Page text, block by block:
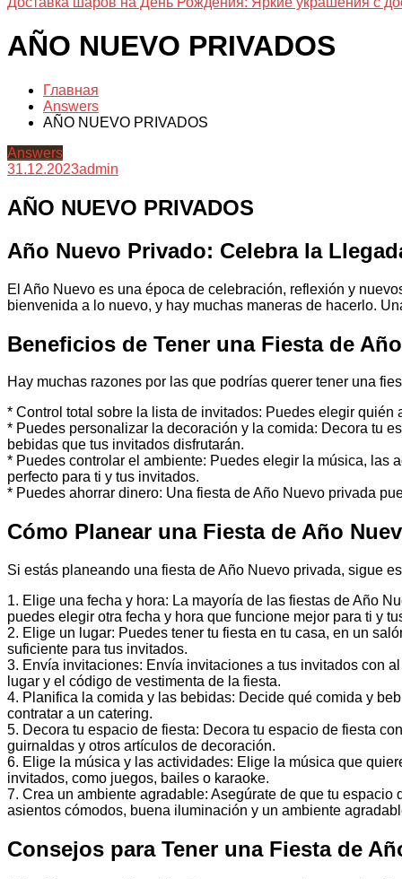
AÑO NUEVO PRIVADOS
Главная
Answers
AÑO NUEVO PRIVADOS
Answers
31.12.2023admin
AÑO NUEVO PRIVADOS
Año Nuevo Privado: Celebra la
El Año Nuevo es una época de celebración, reflexión y
bienvenida a lo nuevo, y hay muchas maneras de hacerlo.
Beneficios de Tener una Fiesta de
Hay muchas razones por las que podrías querer tener una
* Control total sobre la lista de invitados: Puedes elegir
* Puedes personalizar la decoración y la comida: Decora tu
bebidas que tus invitados disfrutarán.
* Puedes controlar el ambiente: Puedes elegir la música, las
perfecto para ti y tus invitados.
* Puedes ahorrar dinero: Una fiesta de Año Nuevo privada
Cómo Planear una Fiesta de Año
Si estás planeando una fiesta de Año Nuevo privada, sigue
1. Elige una fecha y hora: La mayoría de las fiestas de Año
puedes elegir otra fecha y hora que funcione mejor para ti y
2. Elige un lugar: Puedes tener tu fiesta en tu casa, en un
suficiente para tus invitados.
3. Envía invitaciones: Envía invitaciones a tus invitados con
lugar y el código de vestimenta de la fiesta.
4. Planifica la comida y las bebidas: Decide qué comida y
contratar a un catering.
5. Decora tu espacio de fiesta: Decora tu espacio de fiesta
guirnaldas y otros artículos de decoración.
6. Elige la música y las actividades: Elige la música que
invitados, como juegos, bailes o karaoke.
7. Crea un ambiente agradable: Asegúrate de que tu
asientos cómodos, buena iluminación y un ambiente
Consejos para Tener una Fiesta de